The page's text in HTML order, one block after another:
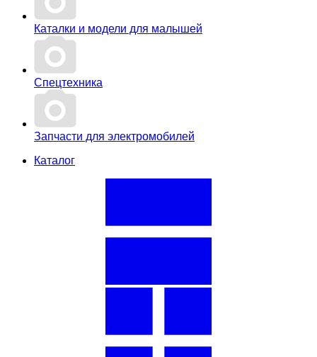
Каталки и модели для малышей
Спецтехника
Запчасти для электромобилей
Каталог